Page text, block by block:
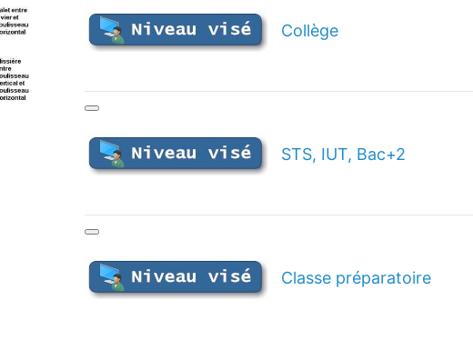
Collège
STS, IUT, Bac+2
Classe préparatoire